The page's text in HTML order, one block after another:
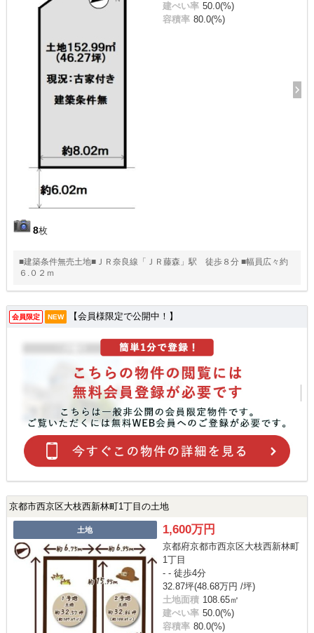
8枚
建ぺい率 50.0(%)
容積率 80.0(%)
■建築条件無売土地■ＪＲ奈良線「ＪＲ藤森」駅 徒歩８分 ■幅員広々約
６.０２ｍ
会員限定 NEW 【会員様限定で公開中！】
京都市西京区大枝西新林町1丁目の土地
土地 1,600万円
京都府京都市西京区大枝西新林町
1丁目
- - 徒歩4分
32.87坪(48.68万円 /坪)
土地面積 108.65㎡
建ぺい率 50.0(%)
容積率 80.0(%)